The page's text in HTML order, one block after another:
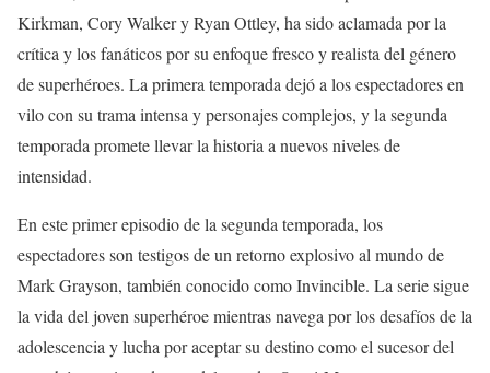
Kirkman, Cory Walker y Ryan Ottley, ha sido aclamada por la
crítica y los fanáticos por su enfoque fresco y realista del género
de superhéroes. La primera temporada dejó a los espectadores en
vilo con su trama intensa y personajes complejos, y la segunda
temporada promete llevar la historia a nuevos niveles de
intensidad.
En este primer episodio de la segunda temporada, los
espectadores son testigos de un retorno explosivo al mundo de
Mark Grayson, también conocido como Invincible. La serie sigue
la vida del joven superhéroe mientras navega por los desafíos de la
adolescencia y lucha por aceptar su destino como el sucesor del